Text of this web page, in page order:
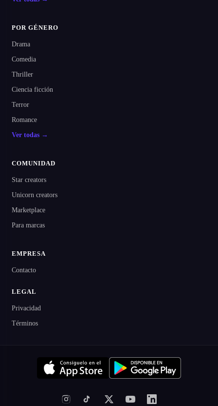
POR GÉNERO
Drama
Comedia
Thriller
Ciencia ficción
Terror
Romance
Ver todas →
COMUNIDAD
Star creators
Unicorn creators
Marketplace
Para marcas
EMPRESA
Contacto
LEGAL
Privacidad
Términos